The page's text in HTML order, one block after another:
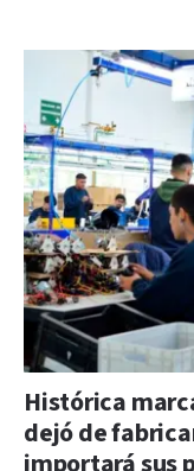
Histórica
dejó de